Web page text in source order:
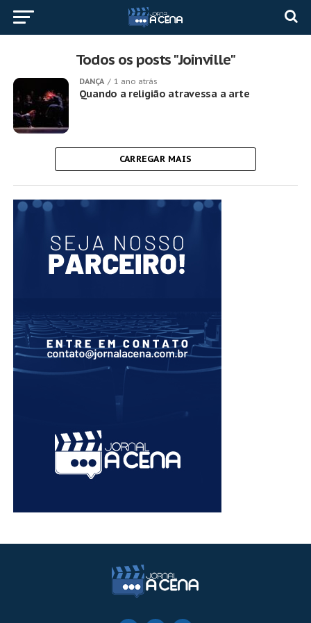
Todos os posts "Joinville"
DANÇA 1 ano atrás
Quando a religião atravessa a arte
CARREGAR MAIS